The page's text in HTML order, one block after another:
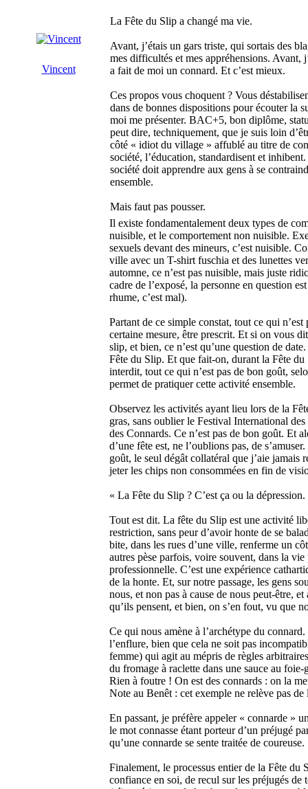
Vincent
La Fête du Slip a changé ma vie.
Avant, j’étais un gars triste, qui sortais des
mes difficultés et mes appréhensions. Avant,
a fait de moi un connard. Et c’est mieux.
Ces propos vous choquent ? Vous
dans de bonnes dispositions pour écouter la
moi me présenter. BAC+5, bon diplôme,
peut dire, techniquement, que je suis loin
côté « idiot du village » affublé au titre de
société, l’éducation, standardisent et
société doit apprendre aux gens à se
ensemble.
Mais faut pas pousser.
Il existe fondamentalement deux types de
nuisible, et le comportement non nuisible.
sexuels devant des mineurs, c’est nuisible.
ville avec un T-shirt fuschia et des lunettes
automne, ce n’est pas nuisible, mais juste
cadre de l’exposé, la personne en question
rhume, c’est mal).
Partant de ce simple constat, tout ce qui
certaine mesure, être prescrit. Et si on vous
slip, et bien, ce n’est qu’une question de
Fête du Slip. Et que fait-on, durant la Fête du
interdit, tout ce qui n’est pas de bon goût,
permet de pratiquer cette activité ensemble.
Observez les activités ayant lieu lors de la
gras, sans oublier le Festival International
des Connards. Ce n’est pas de bon goût. Et
d’une fête est, ne l’oublions pas, de
goût, le seul dégât collatéral que j’aie jamais
jeter les chips non consommées en fin de
« La Fête du Slip ? C’est ça ou la dépression.
Tout est dit. La fête du Slip est une activité
restriction, sans peur d’avoir honte de se
bite, dans les rues d’une ville, renferme un
autres pèse parfois, voire souvent, dans la
professionnelle. C’est une expérience
de la honte. Et, sur notre passage, les gens
nous, et non pas à cause de nous peut-être,
qu’ils pensent, et bien, on s’en fout, vu que
Ce qui nous amène à l’archétype du
l’enflure, bien que cela ne soit pas
femme) qui agit au mépris de règles
du fromage à raclette dans une sauce au
Rien à foutre ! On est des connards : on la
Note au Benêt : cet exemple ne relève pas
En passant, je préfère appeler « connarde »
le mot connasse étant porteur d’un préjugé
qu’une connarde se sente traitée de coureuse.
Finalement, le processus entier de la Fête du
confiance en soi, de recul sur les préjugés de